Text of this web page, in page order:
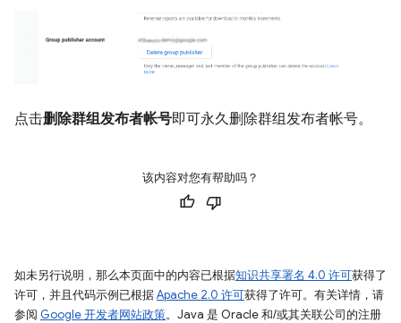
点击删除群组发布者帐号即可永久删除群组发布者帐号。
该内容对您有帮助吗？
如未另行说明，那么本页面中的内容已根据知识共享署名 4.0 许可获得了
许可，并且代码示例已根据Apache 2.0 许可获得了许可。有关详情，请
参阅 Google 开发者网站政策。Java 是 Oracle 和/或其关联公司的注册